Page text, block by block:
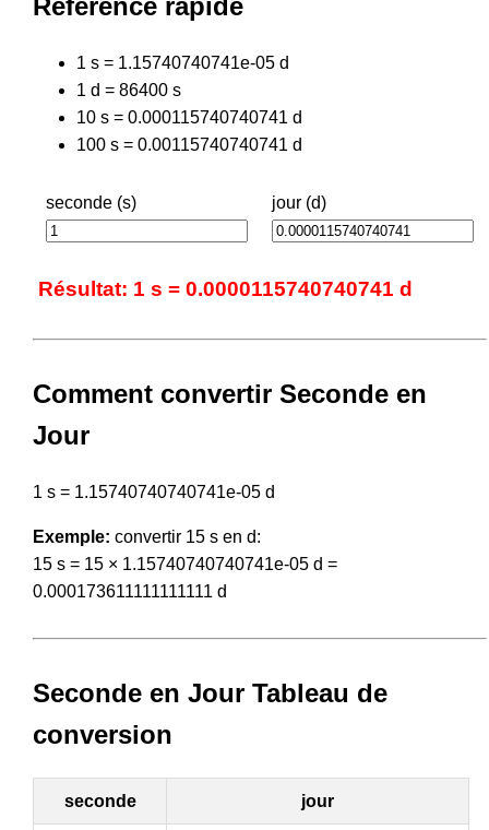
1 s = 1.15740740741e-05 d
1 d = 86400 s
10 s = 0.000115740740741 d
100 s = 0.00115740740741 d
seconde (s) jour (d)
Résultat: 1 s = 0.0000115740740741 d
Comment convertir Seconde en
Jour
1 s = 1.15740740740741e-05 d
Exemple: convertir 15 s en d:
15 s = 15 × 1.15740740740741e-05 d =
0.000173611111111111 d
Seconde en Jour Tableau de
conversion
seconde jour